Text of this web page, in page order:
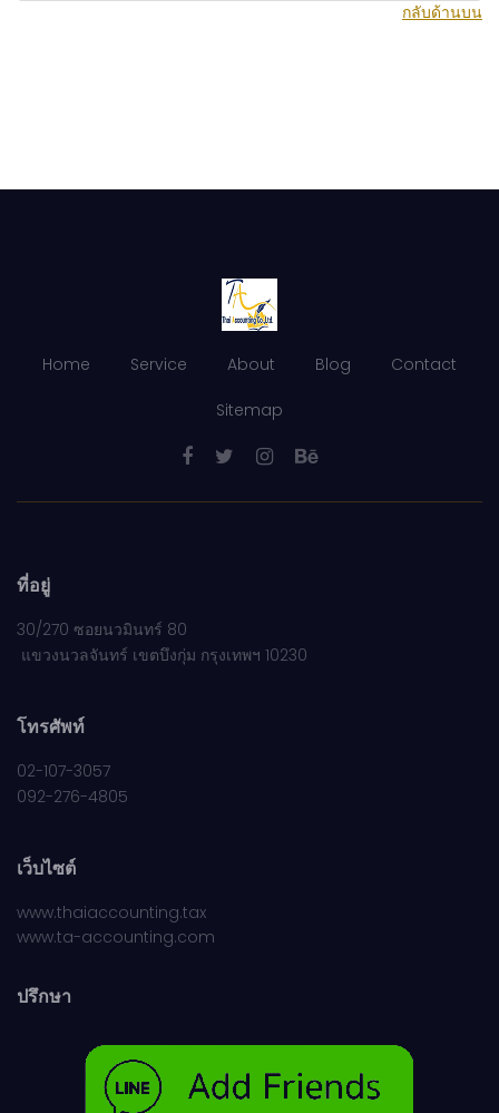
กลับด้านบน
Home Service About Blog Contact
Sitemap
ที่อยู่
30/270 ซอยนวมินทร์ 80
แขวงนวลจันทร์ เขตบึงกุ่ม กรุงเทพฯ 10230
โทรศัพท์
02-107-3057
092-276-4805
เว็บไซต์
www.thaiaccounting.tax
www.ta-accounting.com
ปรึกษา